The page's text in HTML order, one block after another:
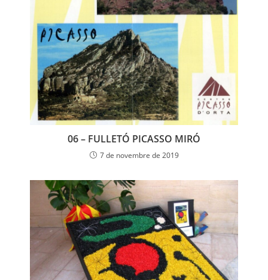
06 – FULLETÓ PICASSO MIRÓ
7 de novembre de 2019